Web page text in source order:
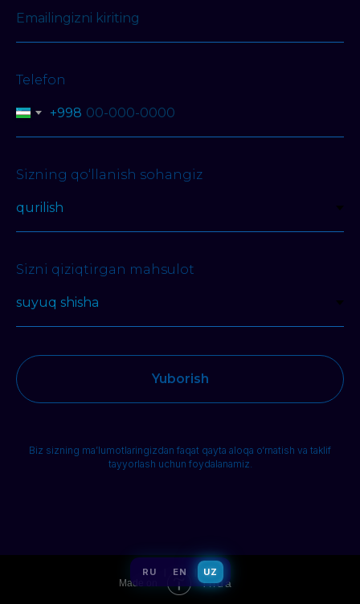
RU EN UZ
Telefon
+998
Sizning qo‘llanish sohangiz
Sizni qiziqtirgan mahsulot
Yuborish
Biz sizning ma’lumotlaringizdan faqat qayta aloqa o‘rnatish va taklif
tayyorlash uchun foydalanamiz.
Made on Tilda